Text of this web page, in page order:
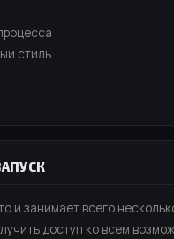
стиль
и занимает всего
доступ ко всем